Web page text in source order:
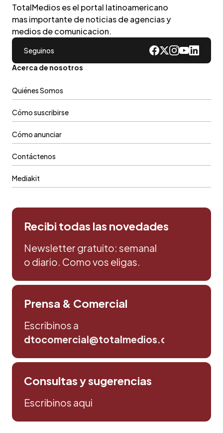
TotalMedios es el portal latinoamericano
mas importante de noticias de agencias y
medios de comunicacion.
Seguinos
Acerca de nosotros
Quiénes Somos
Cómo suscribirse
Cómo anunciar
Contáctenos
Mediakit
Recibi todas las novedades
Newsletter gratuito: semanal
o diario. Como vos eligas.
Prensa & Comercial
Escribinos a
dtocomercial@totalmedios.com
Consultas y sugerencias
Escribinos aqui